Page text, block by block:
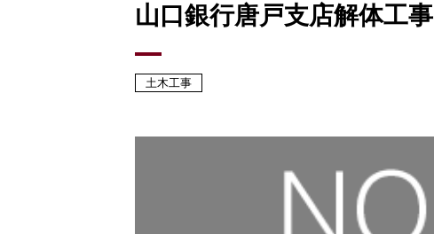
山口銀行唐戸支店解体工事
土木工事